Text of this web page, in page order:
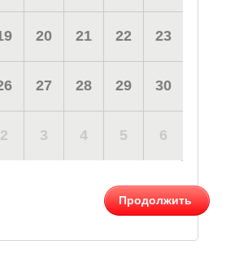
20 21 22 23
27 28 29 30
2 3 4 5 6
Продолжить